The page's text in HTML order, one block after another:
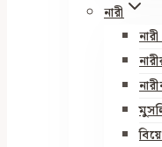
নারী